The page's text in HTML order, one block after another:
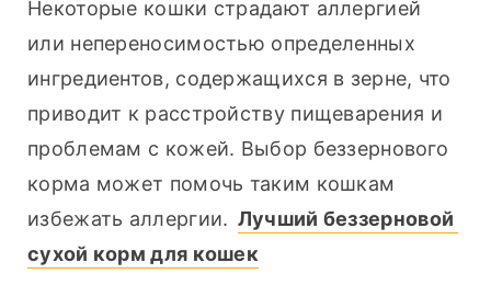
Некоторые кошки страдают аллергией
или непереносимостью определенных
ингредиентов, содержащихся в зерне, что
приводит к расстройству пищеварения и
проблемам с кожей. Выбор беззернового
корма может помочь таким кошкам
избежать аллергии. Лучший беззерновой
сухой корм для кошек